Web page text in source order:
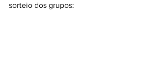
sorteio dos grupos: